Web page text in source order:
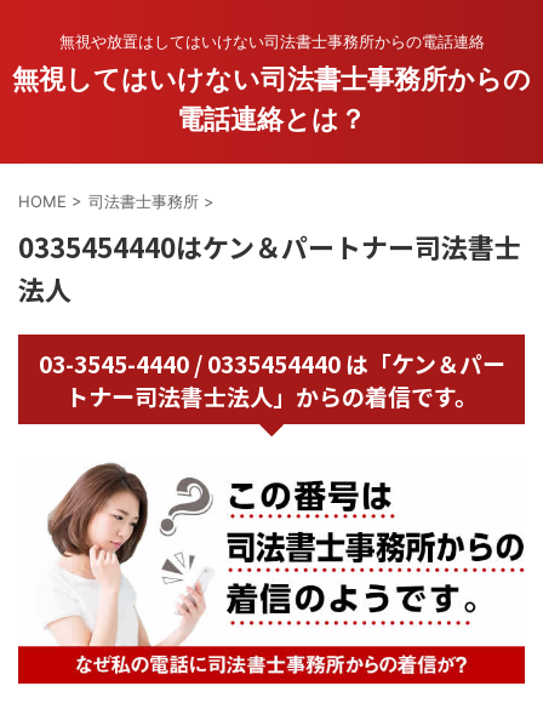
無視や放置はしてはいけない司法書士事務所からの電話連絡
無視してはいけない司法書士事務所からの
電話連絡とは？
HOME > 司法書士事務所 >
0335454440はケン＆パートナー司法書士
法人
03-3545-4440 / 0335454440 は「ケン＆パー
トナー司法書士法人」からの着信です。